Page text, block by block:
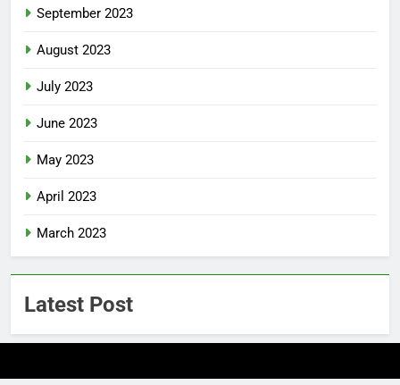
September 2023
August 2023
July 2023
June 2023
May 2023
April 2023
March 2023
Latest Post